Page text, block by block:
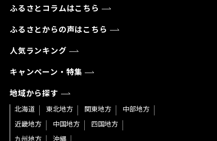
ふるさとコラムはこちら
ふるさとからの声はこちら
人気ランキング
キャンペーン・特集
地域から探す
北海道 東北地方 関東地方
中部地方
近畿地方
中国地方
四国地方
九州地方
沖縄